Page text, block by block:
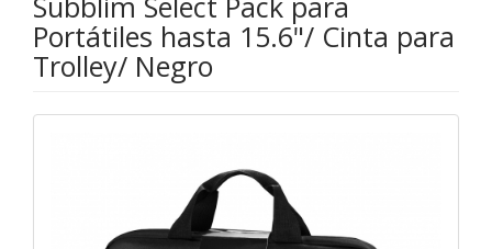
Portátiles hasta 15.6"/ Cinta para
Trolley/ Negro